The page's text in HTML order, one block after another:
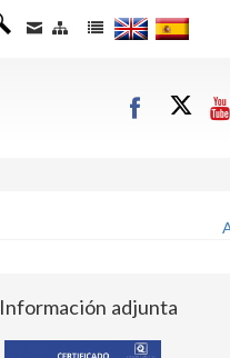
Información adjunta